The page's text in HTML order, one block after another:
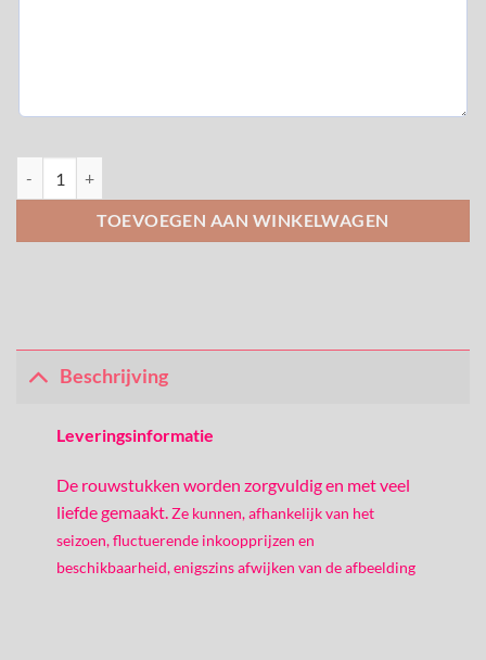
TOEVOEGEN AAN WINKELWAGEN
Beschrijving
Leveringsinformatie
De rouwstukken worden zorgvuldig en met veel
liefde gemaakt. Ze kunnen, afhankelijk van het
seizoen, fluctuerende inkoopprijzen en
beschikbaarheid, enigszins afwijken van de afbeelding